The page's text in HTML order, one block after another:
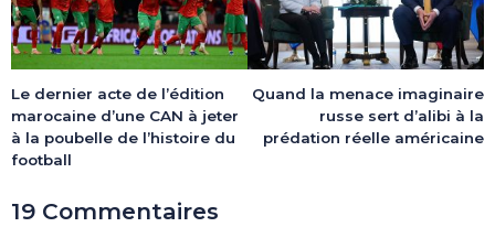
Le dernier acte de l’édition
marocaine d’une CAN à jeter
à la poubelle de l’histoire du
football
Quand la menace imaginaire
russe sert d’alibi à la
prédation réelle américaine
19 Commentaires